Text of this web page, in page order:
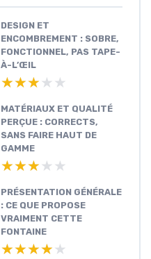
DESIGN ET
ENCOMBREMENT : SOBRE,
FONCTIONNEL, PAS TAPE-
À-L’ŒIL
★★★★★
★★★★★
MATÉRIAUX ET QUALITÉ
PERÇUE : CORRECTS,
SANS FAIRE HAUT DE
GAMME
★★★★★
★★★★★
PRÉSENTATION GÉNÉRALE
: CE QUE PROPOSE
VRAIMENT CETTE
FONTAINE
★★★★★
★★★★★